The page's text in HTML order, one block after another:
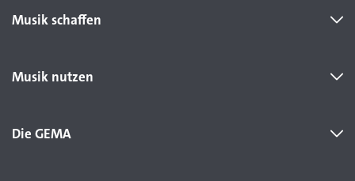
Musik schaffen
Musik nutzen
Die GEMA